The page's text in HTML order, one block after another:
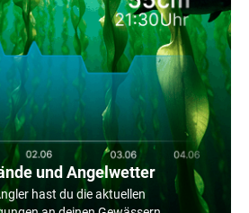
und Angelwetter
hast du die aktuellen